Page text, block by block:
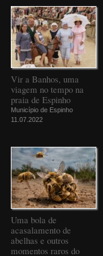
Vir a Banhos, uma
viagem no tempo na
praia de Espinho
Município de Espinho
11.07.2022
Uma bola de
acasalamento de
abelhas e outros
momentos raros do